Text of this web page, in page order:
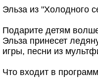
Эльза из "Холодного
Подарите детям
Эльза принесет
игры, песни из
Что входит в